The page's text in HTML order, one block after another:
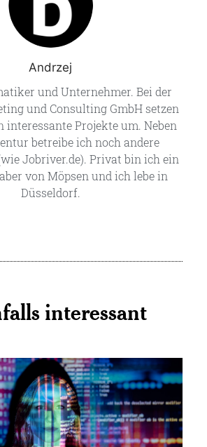
Andrzej
und Unternehmer. Bei der
und Consulting GmbH setzen
Projekte um. Neben
betreibe ich noch andere
Jobriver.de). Privat bin ich ein
von Möpsen und ich lebe in
Düsseldorf.
interessant